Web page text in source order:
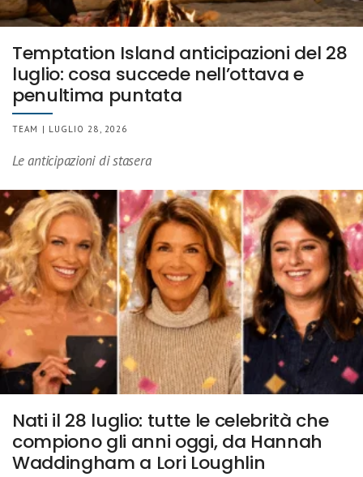
Temptation Island anticipazioni del 28
luglio: cosa succede nell’ottava e
penultima puntata
TEAM | LUGLIO 28, 2026
Le anticipazioni di stasera
Nati il 28 luglio: tutte le celebrità che
compiono gli anni oggi, da Hannah
Waddingham a Lori Loughlin